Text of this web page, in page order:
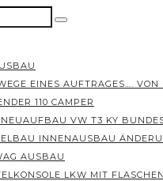
EINES AUFTRAGES….
110 CAMPER
NEUAUFBAU VW T3 KY
INNENAUSBAU
AUSBAU
LKW MIT